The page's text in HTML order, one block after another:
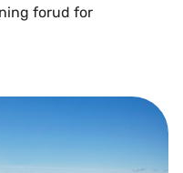
forud for